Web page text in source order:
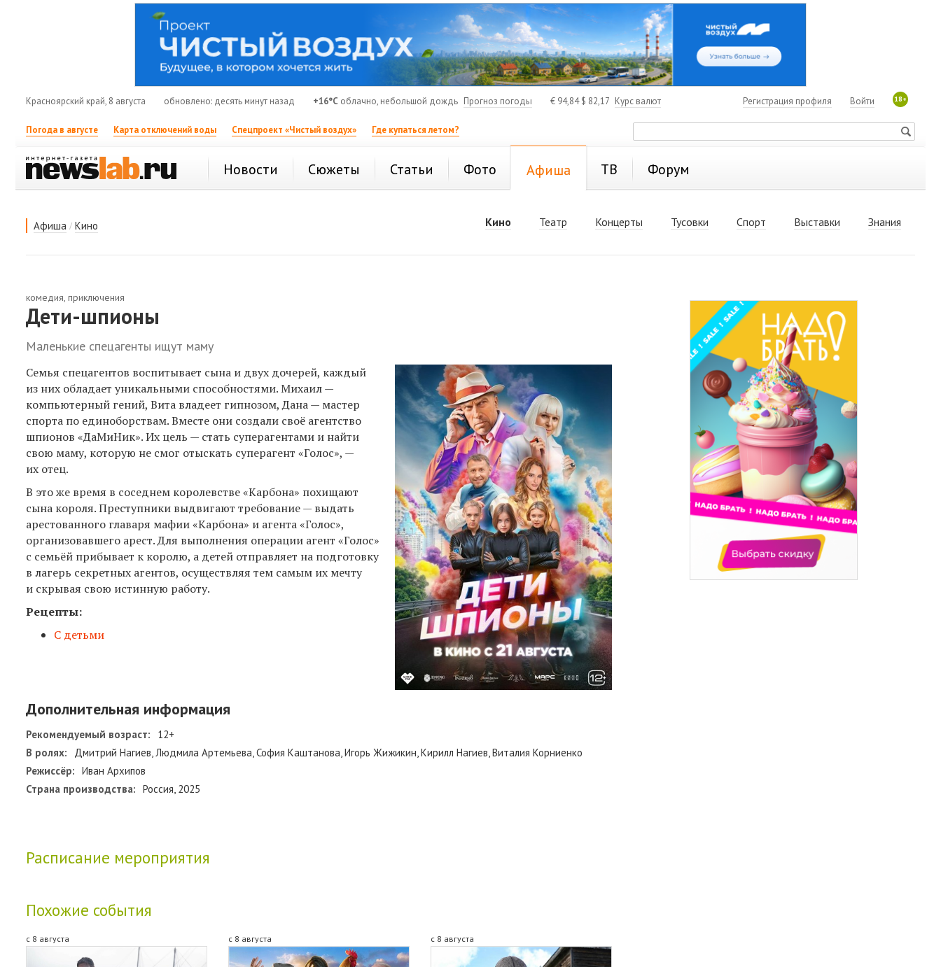
Красноярский край, 8 августа обновлено: десять минут назад +16°C облачно, небольшой дождь Прогноз погоды € 94,84$ 82,17 Курс валют 18+
Войти
Регистрация профиля
Погода в августе Карта отключений воды Спецпроект «Чистый воздух» Где купаться летом?
Новости Сюжеты Статьи Фото Афиша ТВ Форум
Афиша / Кино Кино Театр Концерты Тусовки Спорт Выставки Знания
комедия, приключения
Дети-шпионы
Маленькие спецагенты ищут маму
Семья спецагентов воспитывает сына и двух дочерей, каждый
из них обладает уникальными способностями. Михаил —
компьютерный гений, Вита владеет гипнозом, Дана — мастер
спорта по единоборствам. Вместе они создали своё агентство
шпионов «ДаМиНик». Их цель — стать суперагентами и найти
свою маму, которую не смог отыскать суперагент «Голос», —
их отец.
В это же время в соседнем королевстве «Карбона» похищают
сына короля. Преступники выдвигают требование — выдать
арестованного главаря мафии «Карбона» и агента «Голос»,
организовавшего арест. Для выполнения операции агент «Голос»
с семьёй прибывает к королю, а детей отправляет на подготовку
в лагерь секретных агентов, осуществляя тем самым их мечту
и скрывая свою истинную работу.
Рецепты:
С детьми
Дополнительная информация
Рекомендуемый возраст:
12+
В ролях:
Дмитрий Нагиев, Людмила Артемьева, София Каштанова, Игорь Жижикин, Кирилл Нагиев, Виталия Корниенко
Режиссёр: Иван Архипов
Страна производства: Россия, 2025
Расписание мероприятия
Похожие события
с 8 августа с 8 августа с 8 августа